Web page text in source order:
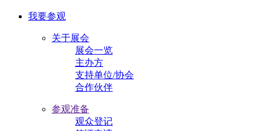
我要参观
关于展会
展会一览
主办方
支持单位/协会
合作伙伴
参观准备
观众登记